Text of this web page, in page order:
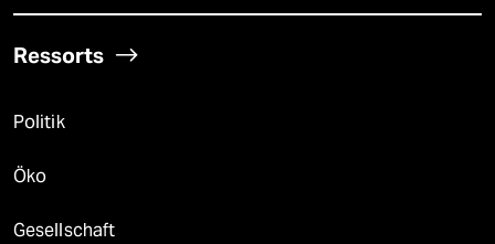
Ressorts
Politik
Öko
Gesellschaft